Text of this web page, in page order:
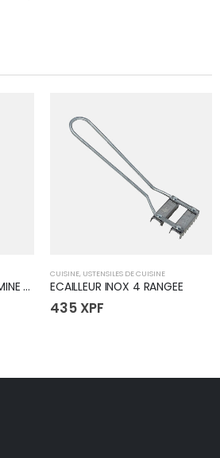
ASSIETTE A SAUCE MELAMINE 80mm
CUISINE, USTENSILES DE CUISINE
ECAILLEUR INOX 4 RANGEE
435 XPF